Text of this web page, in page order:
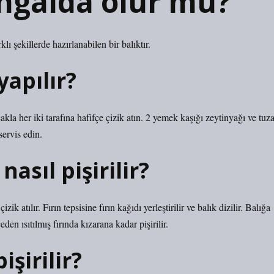
şekillerde hazırlanabilen bir balıktır.
her iki tarafına hafifçe çizik atın. 2 yemek kaşığı zeytinyağı ve tuza
edin.
pişirilir?
atılır. Fırın tepsisine fırın kağıdı yerleştirilir ve balık dizilir. Balığa
ısıtılmış fırında kızarana kadar pişirilir.